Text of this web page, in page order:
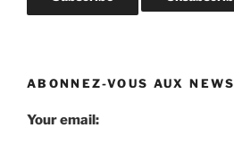
ABONNEZ-VOUS AUX NEWS
Your email: